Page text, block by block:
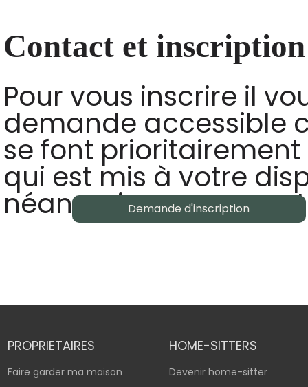
Contact et inscription
Pour vous inscrire il
demande accessible
se font
qui est mis à votre
néanmoins en
Demande d'inscription
HOME-SITTERS
Devenir home-sitter
PROPRIETAIRES
Faire garder ma maison